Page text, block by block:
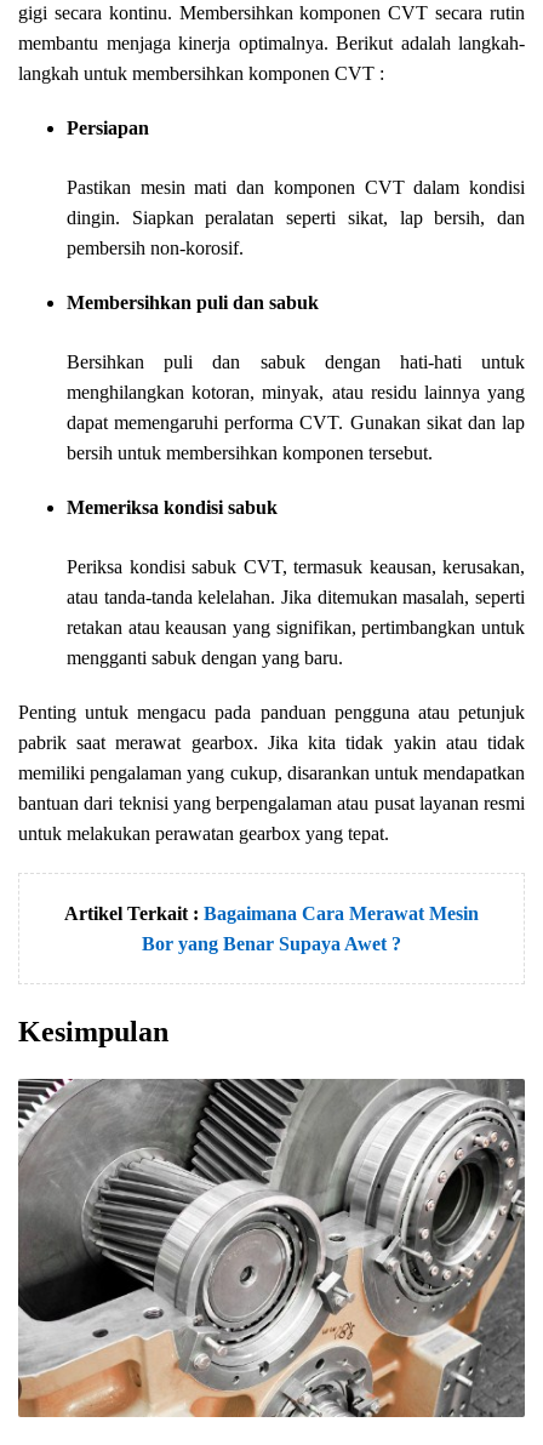
gigi secara kontinu. Membersihkan komponen CVT secara rutin
membantu menjaga kinerja optimalnya. Berikut adalah langkah-
langkah untuk membersihkan komponen CVT :
Persiapan
Pastikan mesin mati dan komponen CVT dalam kondisi
dingin. Siapkan peralatan seperti sikat, lap bersih, dan
pembersih non-korosif.
Membersihkan puli dan sabuk
Bersihkan puli dan sabuk dengan hati-hati untuk
menghilangkan kotoran, minyak, atau residu lainnya yang
dapat memengaruhi performa CVT. Gunakan sikat dan lap
bersih untuk membersihkan komponen tersebut.
Memeriksa kondisi sabuk
Periksa kondisi sabuk CVT, termasuk keausan, kerusakan,
atau tanda-tanda kelelahan. Jika ditemukan masalah, seperti
retakan atau keausan yang signifikan, pertimbangkan untuk
mengganti sabuk dengan yang baru.
Penting untuk mengacu pada panduan pengguna atau petunjuk
pabrik saat merawat gearbox. Jika kita tidak yakin atau tidak
memiliki pengalaman yang cukup, disarankan untuk mendapatkan
bantuan dari teknisi yang berpengalaman atau pusat layanan resmi
untuk melakukan perawatan gearbox yang tepat.
Artikel Terkait : Bagaimana Cara Merawat Mesin
Bor yang Benar Supaya Awet ?
Kesimpulan